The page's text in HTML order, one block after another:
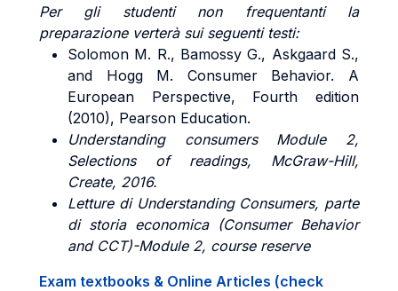
Per gli studenti non frequentanti la
preparazione verterà sui seguenti testi:
Solomon M. R., Bamossy G., Askgaard S.,
and Hogg M. Consumer Behavior. A
European Perspective, Fourth edition
(2010), Pearson Education.
Understanding consumers Module 2,
Selections of readings, McGraw-Hill,
Create, 2016.
Letture di Understanding Consumers, parte
di storia economica (Consumer Behavior
and CCT)-Module 2, course reserve
Exam textbooks & Online Articles (check